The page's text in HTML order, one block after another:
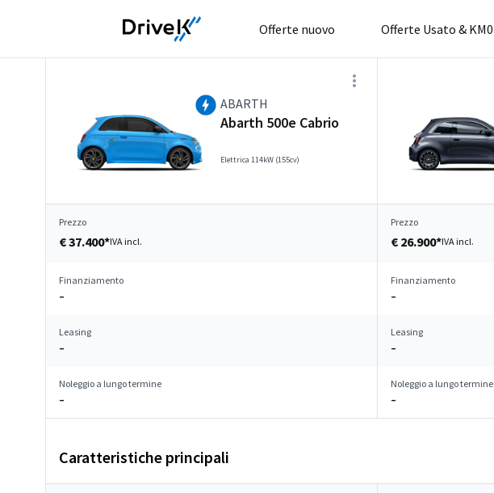
Offerte nuovo Offerte Usato & KM0
ABARTH
Abarth 500e Cabrio
Elettrica 114kW (155cv)
Prezzo
€ 37.400*IVA incl.
Prezzo
€ 26.900*IVA incl.
Finanziamento
–
Finanziamento
–
Leasing
–
Leasing
–
Noleggio a lungo termine
–
Noleggio a lungo termine
–
Caratteristiche principali